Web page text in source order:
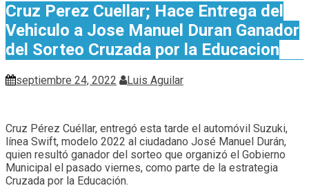
Cruz Perez Cuellar; Hace Entrega del
Vehiculo a Jose Manuel Duran Ganador
del Sorteo Cruzada por la Educacion
septiembre 24, 2022 Luis Aguilar
Cruz Pérez Cuéllar, entregó esta tarde el automóvil Suzuki,
línea Swift, modelo 2022 al ciudadano José Manuel Durán,
quien resultó ganador del sorteo que organizó el Gobierno
Municipal el pasado viernes, como parte de la estrategia
Cruzada por la Educación.